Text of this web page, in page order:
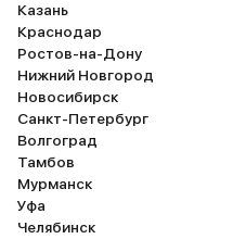
Казань
Краснодар
Ростов-на-Дону
Нижний Новгород
Новосибирск
Санкт-Петербург
Волгоград
Тамбов
Мурманск
Уфа
Челябинск